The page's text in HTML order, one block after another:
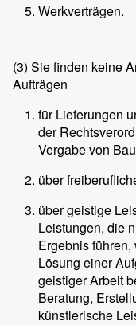
Werkverträgen.
(3) Sie finden keine
Aufträgen
für Lieferungen
der
Vergabe von
über
über geistige
Leistungen, die
Ergebnis
Lösung einer
geistiger Arbeit
Beratung,
künstlerische